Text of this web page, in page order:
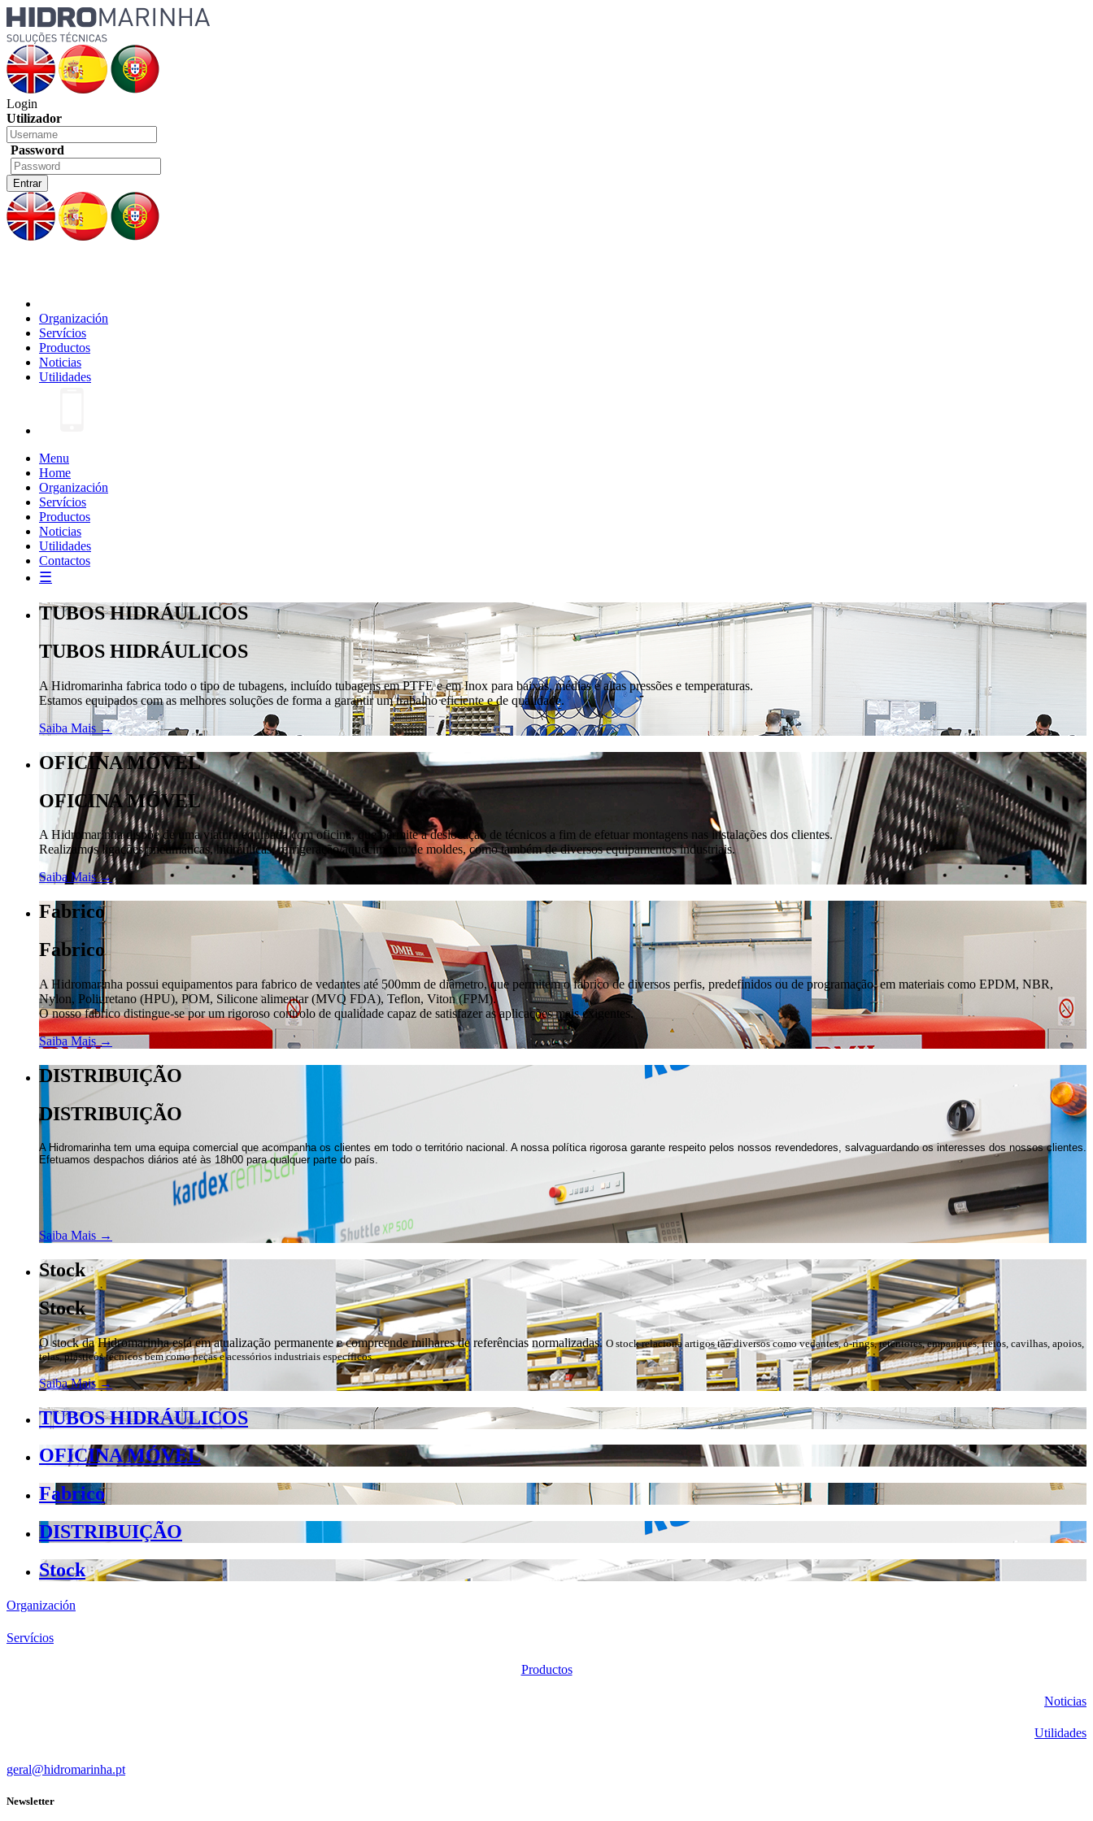
Login
Utilizador
Password
Organización
Servícios
Productos
Noticias
Utilidades
Menu
Home
Organización
Servícios
Productos
Noticias
Utilidades
Contactos
☰
TUBOS HIDRÁULICOS
TUBOS HIDRÁULICOS
A Hidromarinha fabrica todo o tipo de tubagens, incluído tubagens em PTFE e em Inox para baixas, médias e altas pressões e temperaturas.
Estamos equipados com as melhores soluções de forma a garantir um trabalho eficiente e de qualidade.
Saiba Mais →
OFICINA MÓVEL
OFICINA MÓVEL
A Hidromarinha dispõe de uma viatura equipada com oficina, que permite a deslocação de técnicos a fim de efetuar montagens nas instalações dos clientes.
Realizamos ligações pneumáticas, hidráulicas, refrigeração/aquecimento de moldes, como também de diversos equipamentos industriais.
Saiba Mais →
Fabrico
Fabrico
A Hidromarinha possui equipamentos para fabrico de vedantes até 500mm de diâmetro, que permitem o fabrico de diversos perfis, predefinidos ou de programação, em materiais como EPDM, NBR,
Nylon, Poliuretano (HPU), POM, Silicone alimentar (MVQ FDA), Teflon, Viton (FPM).
O nosso fabrico distingue-se por um rigoroso controlo de qualidade capaz de satisfazer as aplicações mais exigentes.
Saiba Mais →
DISTRIBUIÇÃO
DISTRIBUIÇÃO
A Hidromarinha tem uma equipa comercial que acompanha os clientes em todo o território nacional. A nossa política rigorosa garante respeito pelos nossos revendedores, salvaguardando os interesses dos nossos clientes.
Efetuamos despachos diários até às 18h00 para qualquer parte do país.
Saiba Mais →
Stock
Stock
O stock da Hidromarinha está em atualização permanente e compreende milhares de referências normalizadas. O stock relaciona artigos tão diversos como vedantes, o-rings, retentores, empanques, freios, cavilhas, apoios,
telas, plásticos técnicos bem como peças e acessórios industriais específicos.
Saiba Mais →
TUBOS HIDRÁULICOS
OFICINA MÓVEL
Fabrico
DISTRIBUIÇÃO
Stock
Organización
Servícios
Productos
Noticias
Utilidades
geral@hidromarinha.pt
Newsletter